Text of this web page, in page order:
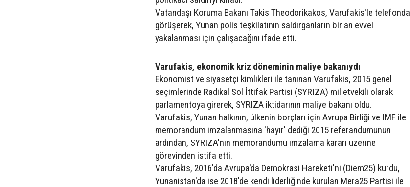
Vatandaşı Koruma Bakanı Takis Theodorikakos, Varufakis'le telefonda
görüşerek, Yunan polis teşkilatının saldırganların bir an evvel
yakalanması için çalışacağını ifade etti.
Varufakis, ekonomik kriz döneminin maliye bakanıydı
Ekonomist ve siyasetçi kimlikleri ile tanınan Varufakis, 2015 genel
seçimlerinde Radikal Sol İttifak Partisi (SYRIZA) milletvekili olarak
parlamentoya girerek, SYRIZA iktidarının maliye bakanı oldu.
Varufakis, Yunan halkının, ülkenin borçları için Avrupa Birliği ve IMF ile
memorandum imzalanmasına 'hayır' dediği 2015 referandumunun
ardından, SYRIZA'nın memorandumu imzalama kararı üzerine
görevinden istifa etti.
Varufakis, 2016'da Avrupa'da Demokrasi Hareketi'ni (Diem25) kurdu,
Yunanistan'da ise 2018'de kendi liderliğinde kurulan Mera25 Partisi ile